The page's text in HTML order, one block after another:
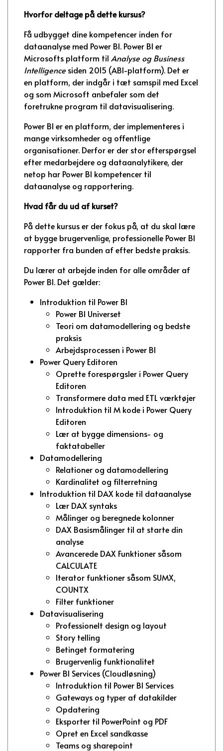
Hvorfor deltage på dette kursus?
Få udbygget dine kompetencer inden for
dataanalyse med Power BI. Power BI er
Microsofts platform til Analyse og Business
Intelligence siden 2015 (ABI-platform). Det er
en platform, der indgår i tæt samspil med Excel
og som Microsoft anbefaler som det
foretrukne program til datavisualisering.
Power BI er en platform, der implementeres i
mange virksomheder og offentlige
organisationer. Derfor er der stor efterspørgsel
efter medarbejdere og dataanalytikere, der
netop har Power BI kompetencer til
dataanalyse og rapportering.
Hvad får du ud af kurset?
På dette kursus er der fokus på, at du skal lære
at bygge brugervenlige, professionelle Power BI
rapporter fra bunden af efter bedste praksis.
Du lærer at arbejde inden for alle områder af
Power BI. Det gælder:
Introduktion til Power BI
Power BI Universet
Teori om datamodellering og bedste
praksis
Arbejdsprocessen i Power BI
Power Query Editoren
Oprette forespørgsler i Power Query
Editoren
Transformere data med ETL værktøjer
Introduktion til M kode i Power Query
Editoren
Lær at bygge dimensions- og
faktatabeller
Datamodellering
Relationer og datamodellering
Kardinalitet og filterretning
Introduktion til DAX kode til dataanalyse
Lær DAX syntaks
Målinger og beregnede kolonner
DAX Basismålinger til at starte din
analyse
Avancerede DAX Funktioner såsom
CALCULATE
Iterator funktioner såsom SUMX,
COUNTX
Filter funktioner
Datavisualisering
Professionelt design og layout
Story telling
Betinget formatering
Brugervenlig funktionalitet
Power BI Services (Cloudløsning)
Introduktion til Power BI Services
Gateways og typer af datakilder
Opdatering
Eksporter til PowerPoint og PDF
Opret en Excel sandkasse
Teams og sharepoint